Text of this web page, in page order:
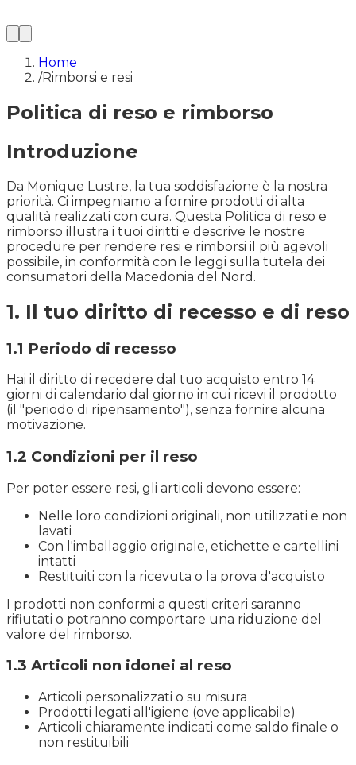
Home
/Rimborsi e resi
Politica di reso e rimborso
Introduzione
Da Monique Lustre, la tua soddisfazione è la nostra
priorità. Ci impegniamo a fornire prodotti di alta
qualità realizzati con cura. Questa Politica di reso e
rimborso illustra i tuoi diritti e descrive le nostre
procedure per rendere resi e rimborsi il più agevoli
possibile, in conformità con le leggi sulla tutela dei
consumatori della Macedonia del Nord.
1. Il tuo diritto di recesso e di reso
1.1 Periodo di recesso
Hai il diritto di recedere dal tuo acquisto entro 14
giorni di calendario dal giorno in cui ricevi il prodotto
(il "periodo di ripensamento"), senza fornire alcuna
motivazione.
1.2 Condizioni per il reso
Per poter essere resi, gli articoli devono essere:
Nelle loro condizioni originali, non utilizzati e non
lavati
Con l'imballaggio originale, etichette e cartellini
intatti
Restituiti con la ricevuta o la prova d'acquisto
I prodotti non conformi a questi criteri saranno
rifiutati o potranno comportare una riduzione del
valore del rimborso.
1.3 Articoli non idonei al reso
Articoli personalizzati o su misura
Prodotti legati all'igiene (ove applicabile)
Articoli chiaramente indicati come saldo finale o
non restituibili